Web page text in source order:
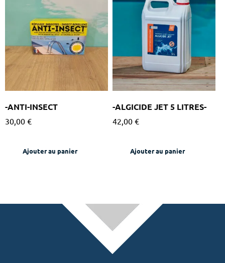
-ANTI-INSECT
30,00 €
Ajouter au panier
-ALGICIDE JET 5 LITRES-
42,00 €
Ajouter au panier